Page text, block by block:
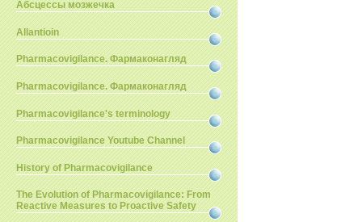
Абсцессы мозжечка
Allantioin
Pharmacovigilance. Фармаконагляд
Pharmacovigilance. Фармаконагляд
Pharmacovigilance's terminology
Pharmacovigilance Youtube Channel
History of Pharmacovigilance
The Evolution of Pharmacovigilance: From
Reactive Measures to Proactive Safety